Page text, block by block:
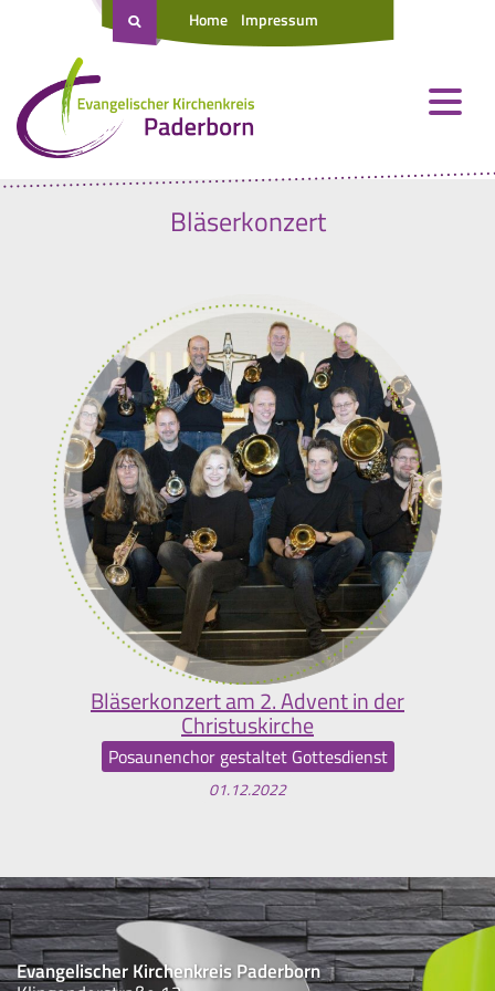
Home Impressum
Bläserkonzert
Bläserkonzert am 2. Advent in der
Christuskirche
Posaunenchor gestaltet Gottesdienst
01.12.2022
Evangelischer Kirchenkreis Paderborn